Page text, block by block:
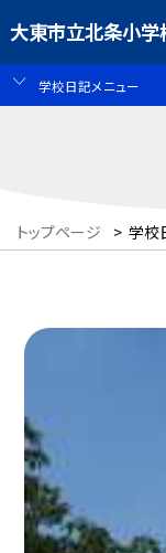
大東市立北条小学
学校日記メニュー
トップページ > 学校